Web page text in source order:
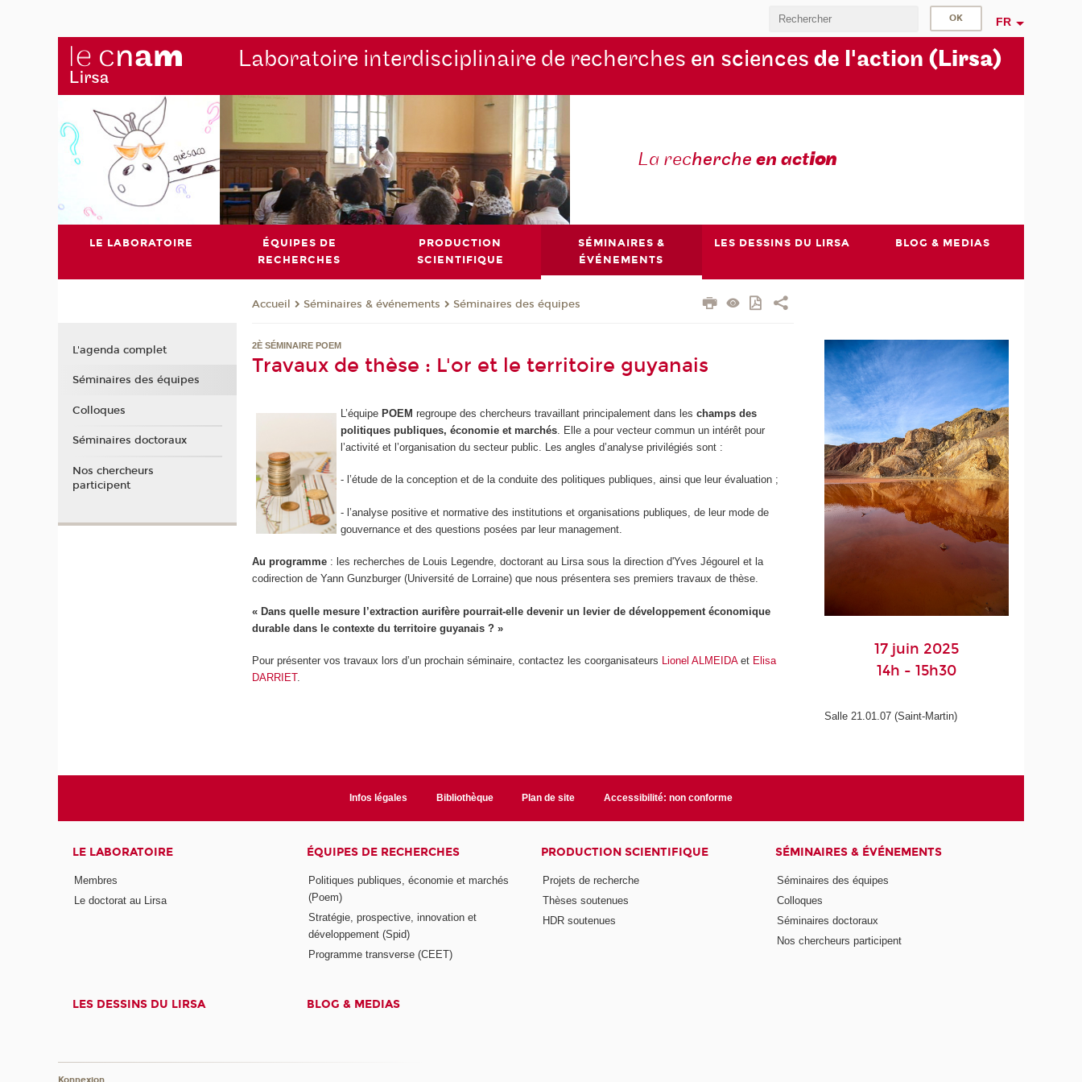
FR
Laboratoire interdisciplinaire de recherches en sciences de l'action (Lirsa)
La recherche en action
LE LABORATOIRE
ÉQUIPES DE
RECHERCHES
PRODUCTION
SCIENTIFIQUE
SÉMINAIRES &
ÉVÉNEMENTS
LES DESSINS DU LIRSA BLOG & MEDIAS
Accueil Séminaires & événements Séminaires des équipes
2È SÉMINAIRE POEM
Travaux de thèse : L'or et le territoire guyanais
L’équipe POEMregroupe des chercheurs travaillant principalement dans leschamps des
politiques publiques, économie et marchés . Elle a pour vecteur commun un intérêt pour
l’activité et l’organisation du secteur public. Les angles d’analyse privilégiés sont :
- l’étude de la conception et de la conduite des politiques publiques, ainsi que leur évaluation ;
- l’analyse positive et normative des institutions et organisations publiques, de leur mode de
gouvernance et des questions posées par leur management.
Au programme : les recherches de Louis Legendre, doctorant au Lirsa sous la direction d'Yves Jégourel et la
codirection de Yann Gunzburger (Université de Lorraine) que nous présentera ses premiers travaux de thèse.
« Dans quelle mesure l’extraction aurifère pourrait-elle devenir un levier de développement économique
durable dans le contexte du territoire guyanais ? »
Pour présenter vos travaux lors d’un prochain séminaire, contactez les coorganisateurs Lionel ALMEIDAet Elisa
DARRIET.
17 juin 2025
14h - 15h30
Salle 21.01.07 (Saint-Martin)
L'agenda complet
Séminaires des équipes
Colloques
Séminaires doctoraux
Nos chercheurs
participent
Infos légales Bibliothèque Plan de site Accessibilité: non conforme
LE LABORATOIRE
Membres
Le doctorat au Lirsa
ÉQUIPES DE RECHERCHES
Politiques publiques, économie et marchés
(Poem)
Stratégie, prospective, innovation et
développement (Spid)
Programme transverse (CEET)
PRODUCTION SCIENTIFIQUE
Projets de recherche
Thèses soutenues
HDR soutenues
SÉMINAIRES & ÉVÉNEMENTS
Séminaires des équipes
Colloques
Séminaires doctoraux
Nos chercheurs participent
LES DESSINS DU LIRSA BLOG & MEDIAS
Konnexion